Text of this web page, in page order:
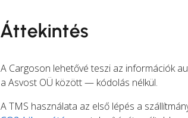
Áttekintés
A Cargoson lehetővé teszi az információk
a Asvost OÜ között — kódolás nélkül.
A TMS használata az első lépés a